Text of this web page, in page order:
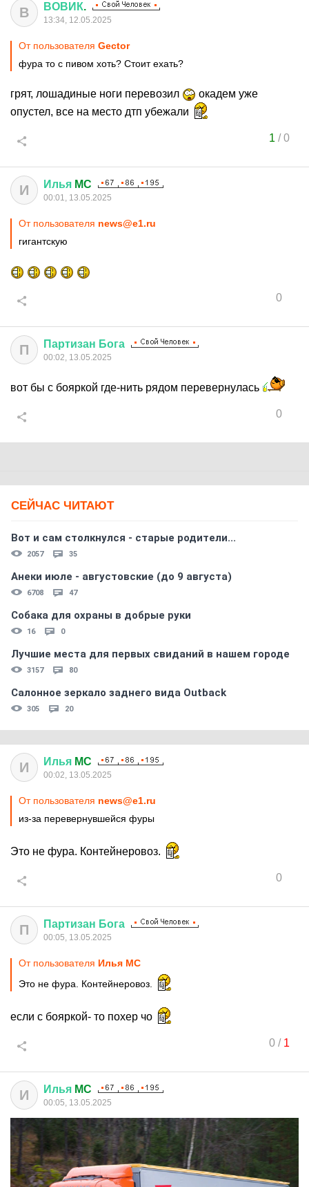
В ВОВИК.
13:34, 12.05.2025
От пользователя Gector
фура то с пивом хоть? Стоит ехать?
грят, лошадиные ноги перевозил
окадем уже
опустел, все на место дтп убежали
1 /0
И Илья MC
00:01, 13.05.2025
От пользователя news@e1.ru
гигантскую
0
П Партизан Бога
00:02, 13.05.2025
вот бы с бояркой где-нить рядом перевернулась
0
СЕЙЧАС ЧИТАЮТ
Вот и сам столкнулся - старые родители...
2057 35
Анеки июле - августовские (до 9 августа)
6708 47
Собака для охраны в добрые руки
16 0
Лучшие места для первых свиданий в нашем городе
3157 80
Салонное зеркало заднего вида Outback
305 20
И Илья MC
00:02, 13.05.2025
От пользователя news@e1.ru
из-за перевернувшейся фуры
Это не фура. Контейнеровоз.
0
П Партизан Бога
00:05, 13.05.2025
От пользователя Илья MC
Это не фура. Контейнеровоз.
если с бояркой- то похер чо
0/ 1
И Илья MC
00:05, 13.05.2025